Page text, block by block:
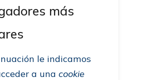
más
le indicamos
a unacookie